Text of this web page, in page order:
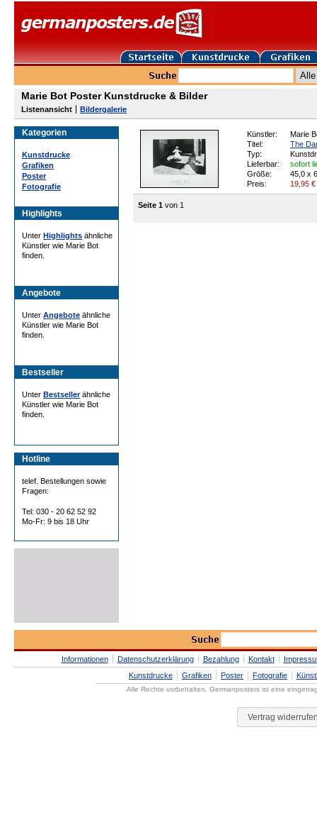
Marie Bot Poster Kunstdrucke & Bilder
Listenansicht Bildergalerie
Kategorien
Kunstdrucke
Grafiken
Poster
Fotografie
Highlights
Unter Highlights ähnliche
Künstler wie Marie Bot
finden.
Angebote
Unter Angebote ähnliche
Künstler wie Marie Bot
finden.
Bestseller
Unter Bestsellerähnliche
Künstler wie Marie Bot
finden.
Hotline
telef. Bestellungen sowie
Fragen:
Tel: 030 - 20 62 52 92
Mo-Fr: 9 bis 18 Uhr
Künstler:
Marie
Titel:
The
Typ:
Lieferbar:
sofort
Größe:
45,0 x
Preis:
19,95 €
Seite 1 von 1
Informationen Datenschutzerklärung Bezahlung Kontakt
Kunstdrucke
Grafiken Poster Fotografie
Alle Rechte vorbehalten. Germanposters ist eine
Vertrag